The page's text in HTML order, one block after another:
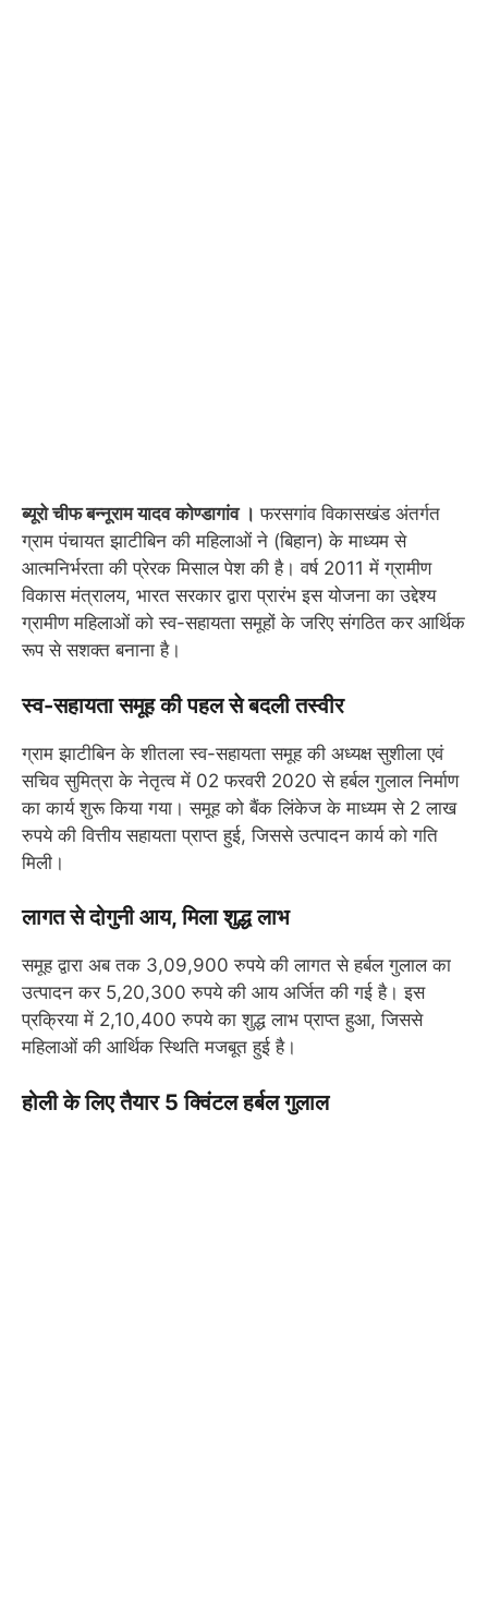
ब्यूरो चीफ बन्नूराम यादव कोण्डागांव । फरसगांव विकासखंड अंतर्गत
ग्राम पंचायत झाटीबिन की महिलाओं ने (बिहान) के माध्यम से
आत्मनिर्भरता की प्रेरक मिसाल पेश की है। वर्ष 2011 में ग्रामीण
विकास मंत्रालय, भारत सरकार द्वारा प्रारंभ इस योजना का उद्देश्य
ग्रामीण महिलाओं को स्व-सहायता समूहों के जरिए संगठित कर आर्थिक
रूप से सशक्त बनाना है।
स्व-सहायता समूह की पहल से बदली तस्वीर
ग्राम झाटीबिन के शीतला स्व-सहायता समूह की अध्यक्ष सुशीला एवं
सचिव सुमित्रा के नेतृत्व में 02 फरवरी 2020 से हर्बल गुलाल निर्माण
का कार्य शुरू किया गया। समूह को बैंक लिंकेज के माध्यम से 2 लाख
रुपये की वित्तीय सहायता प्राप्त हुई, जिससे उत्पादन कार्य को गति
मिली।
लागत से दोगुनी आय, मिला शुद्ध लाभ
समूह द्वारा अब तक 3,09,900 रुपये की लागत से हर्बल गुलाल का
उत्पादन कर 5,20,300 रुपये की आय अर्जित की गई है। इस
प्रक्रिया में 2,10,400 रुपये का शुद्ध लाभ प्राप्त हुआ, जिससे
महिलाओं की आर्थिक स्थिति मजबूत हुई है।
होली के लिए तैयार 5 क्विंटल हर्बल गुलाल